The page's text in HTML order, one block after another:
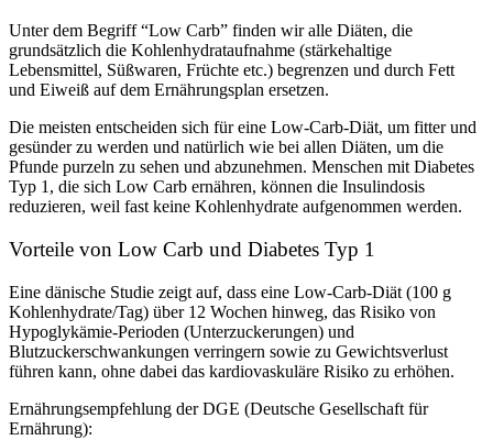
Unter dem Begriff “Low Carb” finden wir alle Diäten, die
grundsätzlich die Kohlenhydrataufnahme (stärkehaltige
Lebensmittel, Süßwaren, Früchte etc.) begrenzen und durch Fett
und Eiweiß auf dem Ernährungsplan ersetzen.
Die meisten entscheiden sich für eine Low-Carb-Diät, um fitter und
gesünder zu werden und natürlich wie bei allen Diäten, um die
Pfunde purzeln zu sehen und abzunehmen. Menschen mit Diabetes
Typ 1, die sich Low Carb ernähren, können die Insulindosis
reduzieren, weil fast keine Kohlenhydrate aufgenommen werden.
Vorteile von Low Carb und Diabetes Typ 1
Eine dänische Studie zeigt auf, dass eine Low-Carb-Diät (100 g
Kohlenhydrate/Tag) über 12 Wochen hinweg, das Risiko von
Hypoglykämie-Perioden (Unterzuckerungen) und
Blutzuckerschwankungen verringern sowie zu Gewichtsverlust
führen kann, ohne dabei das kardiovaskuläre Risiko zu erhöhen.
Ernährungsempfehlung der DGE (Deutsche Gesellschaft für
Ernährung):